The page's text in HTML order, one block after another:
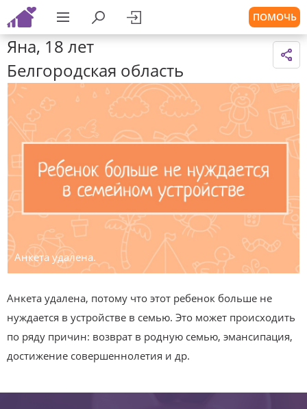
ПОМОЧЬ
Яна, 18 лет
Белгородская область
Анкета удалена.
Анкета удалена, потому что этот ребенок больше не
нуждается в устройстве в семью. Это может происходить
по ряду причин: возврат в родную семью, эмансипация,
достижение совершеннолетия и др.